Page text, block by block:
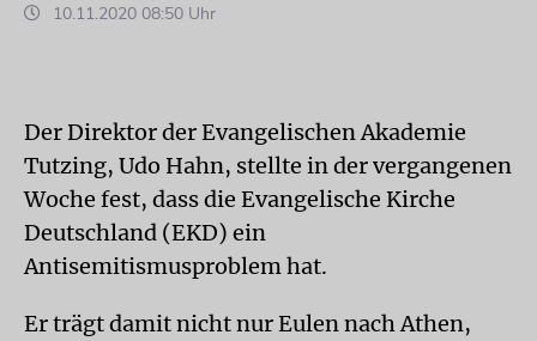
10.11.2020 08:50 Uhr
Der Direktor der Evangelischen Akademie
Tutzing, Udo Hahn, stellte in der vergangenen
Woche fest, dass die Evangelische Kirche
Deutschland (EKD) ein
Antisemitismusproblem hat.
Er trägt damit nicht nur Eulen nach Athen,